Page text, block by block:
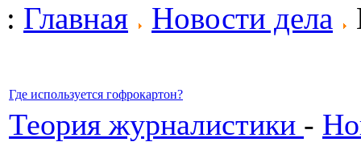
: Главная Новости дела
Где используется гофрокартон?
Теория журналистики -